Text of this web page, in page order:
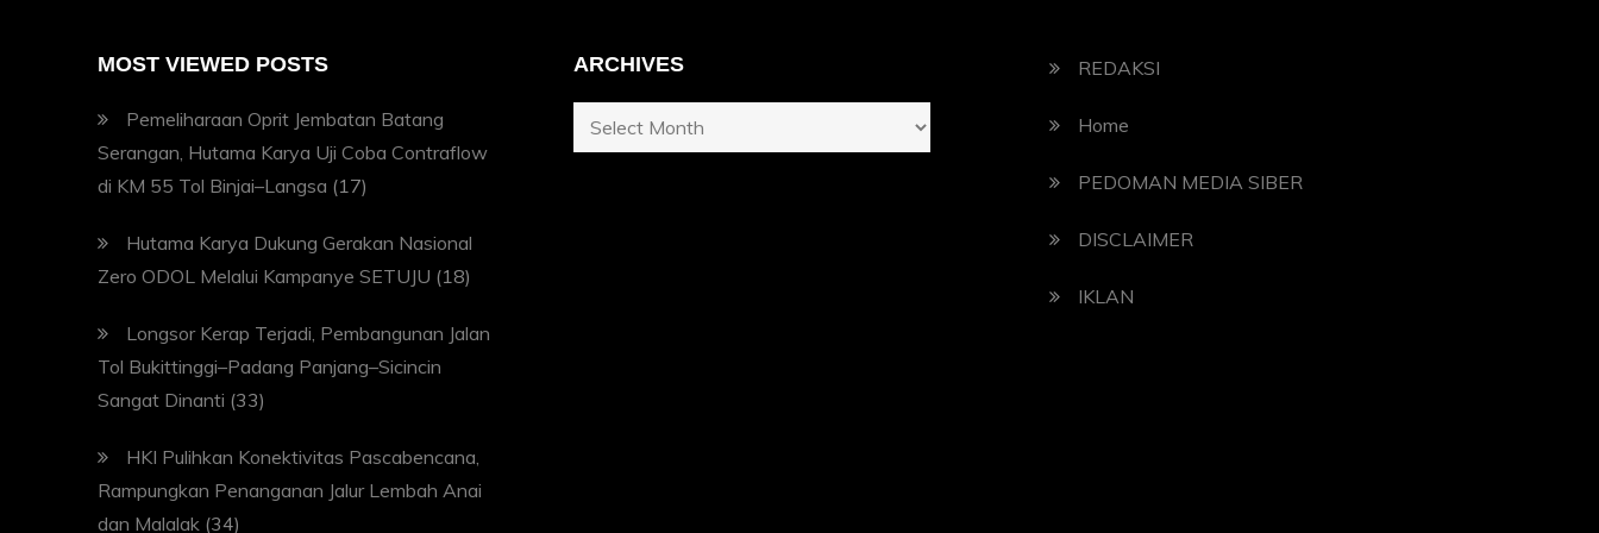
MOST VIEWED POSTS
Pemeliharaan Oprit Jembatan Batang
Serangan, Hutama Karya Uji Coba Contraflow
di KM 55 Tol Binjai–Langsa (17)
Hutama Karya Dukung Gerakan Nasional
Zero ODOL Melalui Kampanye SETUJU (18)
Longsor Kerap Terjadi, Pembangunan Jalan
Tol Bukittinggi–Padang Panjang–Sicincin
Sangat Dinanti (33)
HKI Pulihkan Konektivitas Pascabencana,
Rampungkan Penanganan Jalur Lembah Anai
dan Malalak (34)
ARCHIVES
Archives
REDAKSI
Home
PEDOMAN MEDIA SIBER
DISCLAIMER
IKLAN